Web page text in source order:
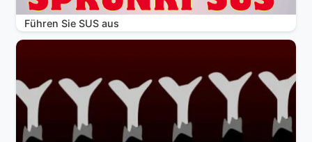
Führen Sie SUS aus